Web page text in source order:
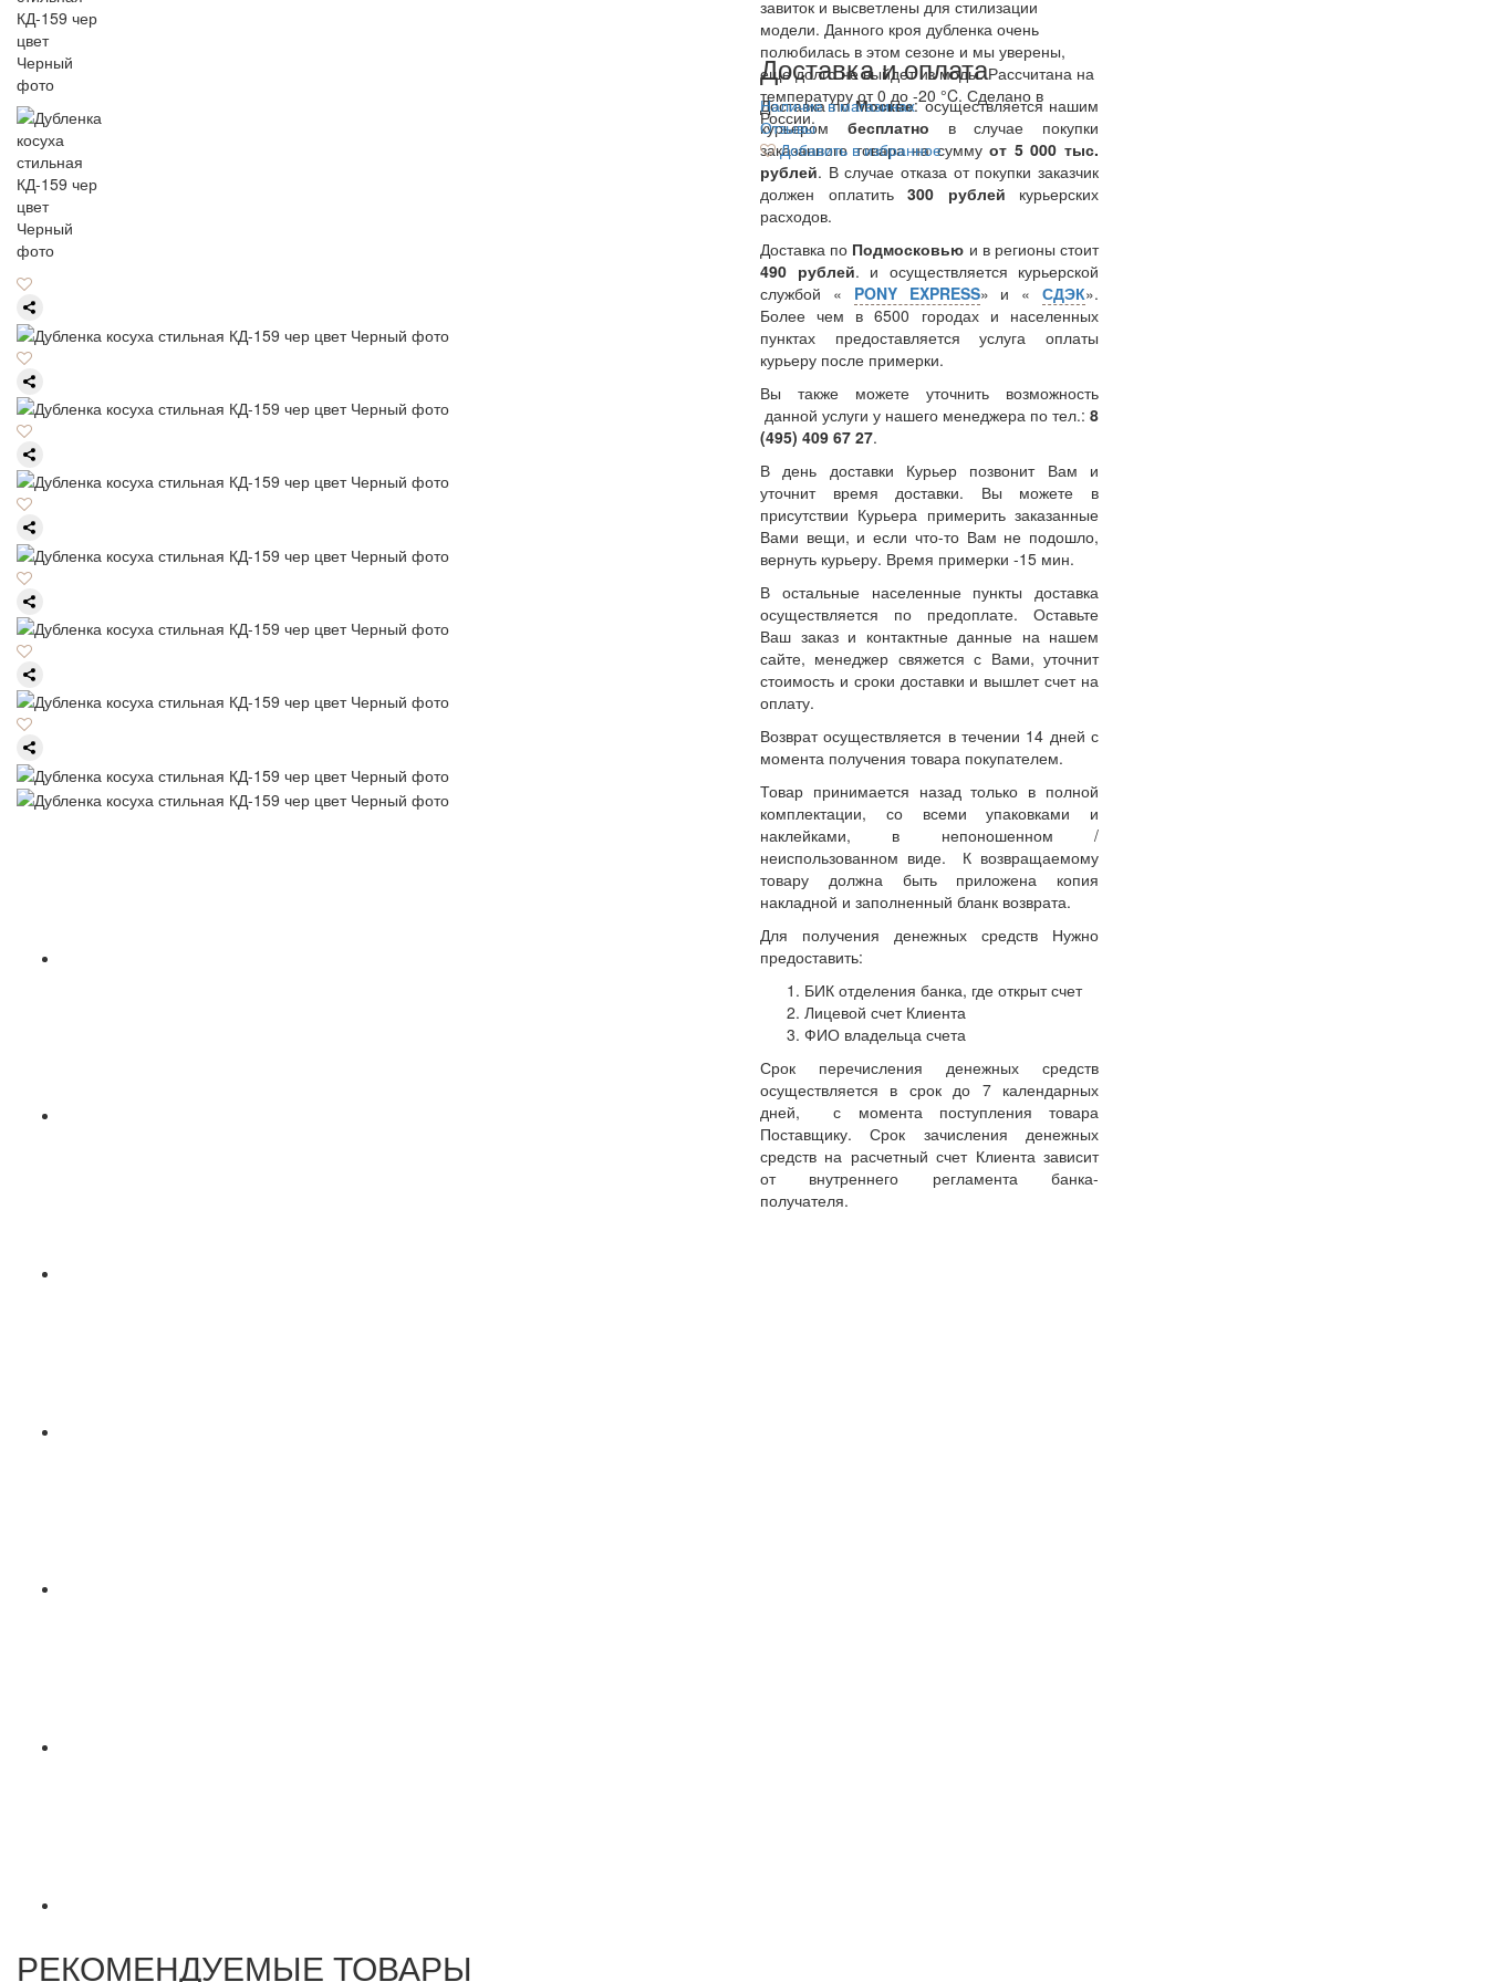
завиток и высветлены для стилизации
модели. Данного кроя дубленка очень
полюбилась в этом сезоне и мы уверены,
еще долго не выйдет из моды. Рассчитана на
температуру от 0 до -20 °C. Сделано в
России.
Доставка и оплата
Доставка поМоскве: осуществляется нашим
курьером бесплатно в случае покупки
заказанного товара на суммуот 5 000 тыс.
рублей. В случае отказа от покупки заказчик
должен оплатить 300 рублей курьерских
расходов.
Доставка по Подмосковью и в регионы стоит
490 рублей. и осуществляется курьерской
службой « PONY EXPRESS» и «СДЭК».
Более чем в 6500 городах и населенных
пунктах предоставляется услуга оплаты
курьеру после примерки.
Вы также можете уточнить возможность
данной услуги у нашего менеджера по тел.: 8
(495) 409 67 27.
В день доставки Курьер позвонит Вам и
уточнит время доставки. Вы можете в
присутствии Курьера примерить заказанные
Вами вещи, и если что-то Вам не подошло,
вернуть курьеру. Время примерки -15 мин.
В остальные населенные пункты доставка
осуществляется по предоплате. Оставьте
Ваш заказ и контактные данные на нашем
сайте, менеджер свяжется с Вами, уточнит
стоимость и сроки доставки и вышлет счет на
оплату.
Возврат осуществляется в течении 14 дней с
момента получения товара покупателем.
Товар принимается назад только в полной
комплектации, со всеми упаковками и
наклейками, в непоношенном /
неиспользованном виде. К возвращаемому
товару должна быть приложена копия
накладной и заполненный бланк возврата.
Для получения денежных средств Нужно
предоставить:
БИК отделения банка, где открыт счет
Лицевой счет Клиента
ФИО владельца счета
Срок перечисления денежных средств
осуществляется в срок до 7 календарных
дней, с момента поступления товара
Поставщику. Срок зачисления денежных
средств на расчетный счет Клиента зависит
от внутреннего регламента банка-
получателя.
Наличие в магазинах
Отзывы
Добавить в избранное
РЕКОМЕНДУЕМЫЕ ТОВАРЫ